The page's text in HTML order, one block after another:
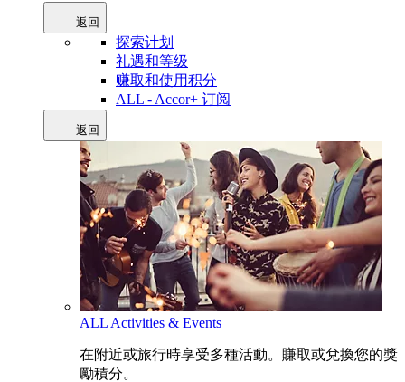
返回
探索计划
礼遇和等级
赚取和使用积分
ALL - Accor+ 订阅
返回
ALL Activities & Events
在附近或旅行時享受多種活動。賺取或兌換您的獎
勵積分。